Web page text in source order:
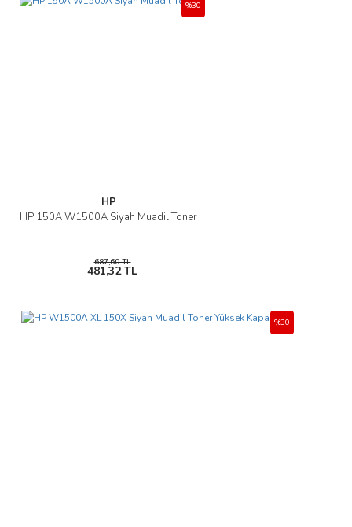
HP
HP 150A W1500A Siyah Muadil Toner
%30
687,60 TL
481,32 TL
%30